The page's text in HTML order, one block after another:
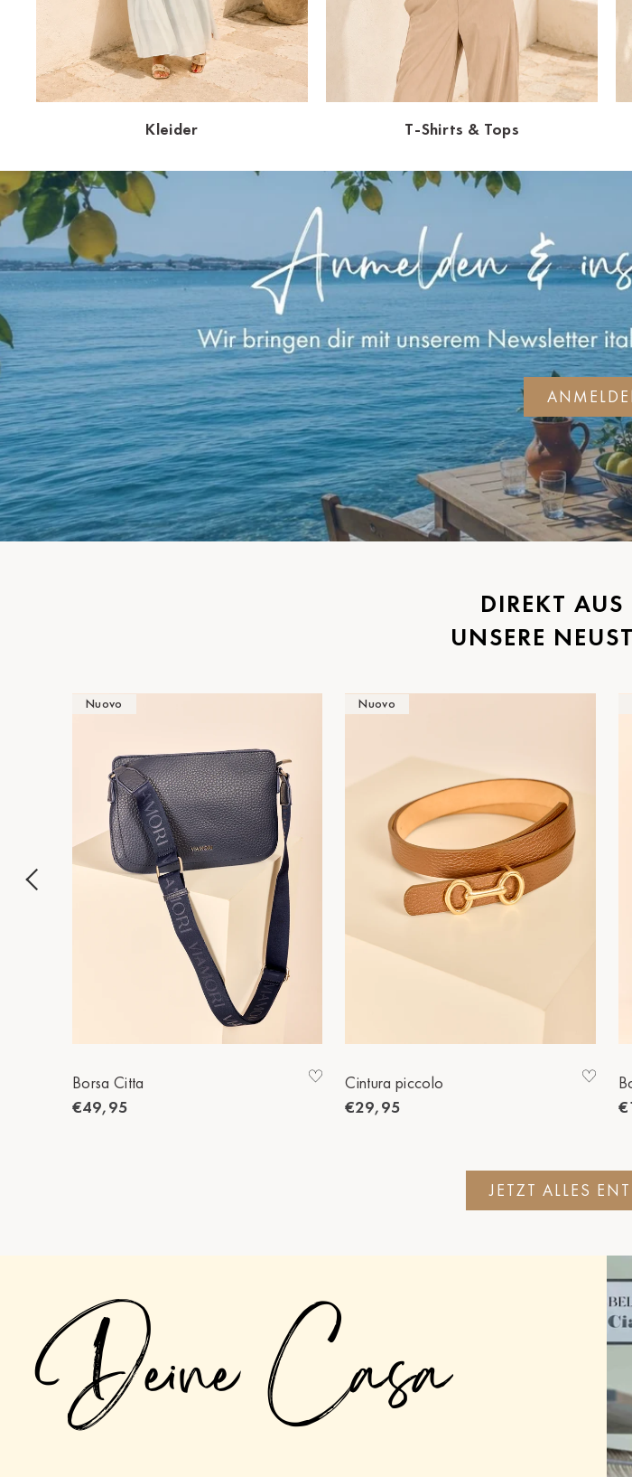
Kleider T-Shirts & Tops
DIREKT
UNSERE
Nuovo
Borsa Citta
€49,95
Nuovo
Cintura piccolo
€29,95
JETZT ALLES
Deine Casa